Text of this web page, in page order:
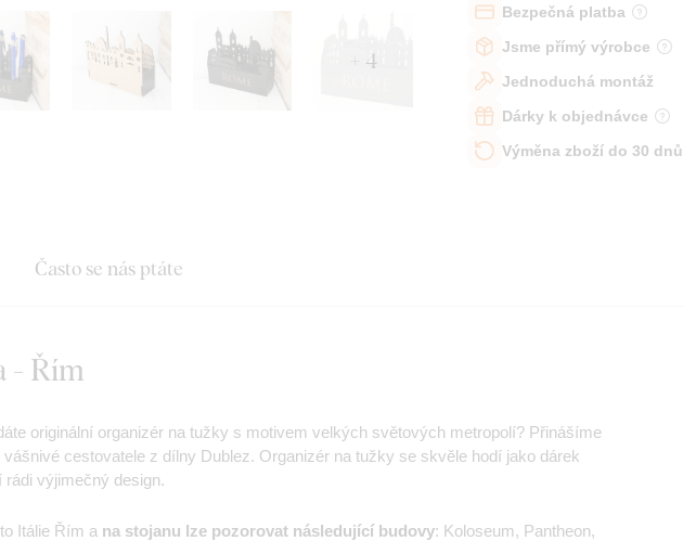
+ 4
Bezpečná platba
Jsme přímý výrobce
Jednoduchá montáž
Dárky k objednávce
Výměna zboží do 30 dnů
Často se nás ptáte
- Řím
originální organizér na tužky s motivem velkých světových metropolí? Přinášíme
cestovatele z dílny Dublez. Organizér na tužky se skvěle hodí jako dárek
výjimečný design.
Itálie Řím a na stojanu lze pozorovat následující budovy: Koloseum, Pantheon,